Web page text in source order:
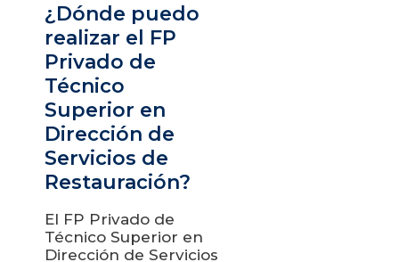
¿Dónde puedo
realizar el FP
Privado de
Técnico
Superior en
Dirección de
Servicios de
Restauración?
El FP Privado de
Técnico Superior en
Dirección de Servicios